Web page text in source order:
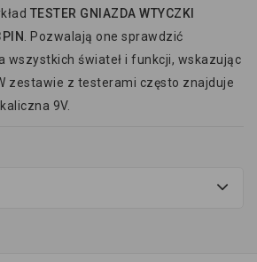
TESTER GNIAZDA WTYCZKI
. Pozwalają one sprawdzić
wszystkich świateł i funkcji, wskazując
zestawie z testerami często znajduje
9V.